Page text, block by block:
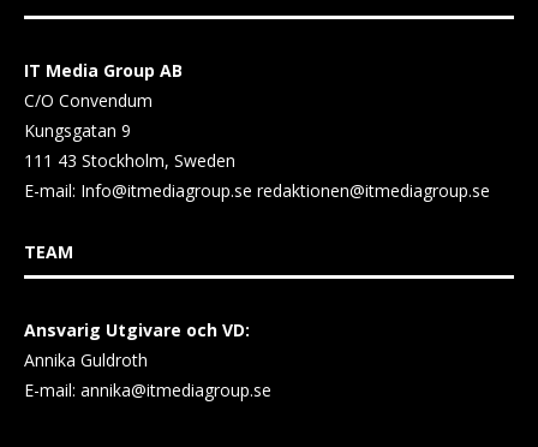
IT Media Group AB
C/O Convendum
Kungsgatan 9
111 43 Stockholm, Sweden
E-mail: Info@itmediagroup.se redaktionen@itmediagroup.se
TEAM
Ansvarig Utgivare och VD:
Annika Guldroth
E-mail: annika@itmediagroup.se